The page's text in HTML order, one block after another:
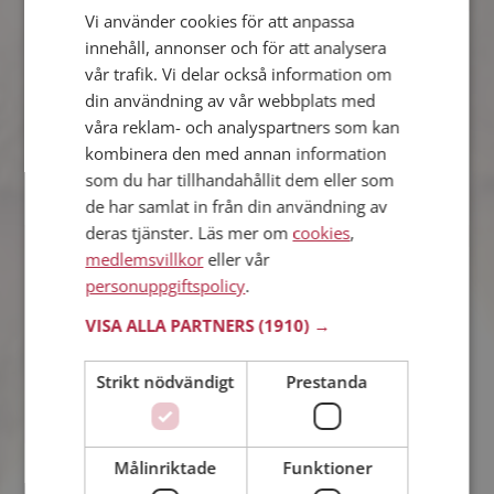
27 år från Örkelljunga i Skåne län
Söker kvinna 19 - 32 år
Vill du veta om David är rätt för dig? Bli
medlem och se vad David gillar att
göra på kvällarna. Kanske en
träningsfantast som du?
Philip
28 år från Örkelljunga i Skåne län
Söker kvinna 18 - 35 år
Philip och tusentals andra singlar på
Mötesplatsen! Ta chansen att se vilka
som tycker att du är intressant.
Vi använder cookies för att anpassa
innehåll, annonser och för att analysera
vår trafik. Vi delar också information om
din användning av vår webbplats med
våra reklam- och analyspartners som kan
kombinera den med annan information
som du har tillhandahållit dem eller som
de har samlat in från din användning av
deras tjänster. Läs mer om cookies,
medlemsvillkoreller vår
personuppgiftspolicy.
VISA ALLA PARTNERS(1910) →
Strikt nödvändigt Prestanda
Målinriktade Funktioner